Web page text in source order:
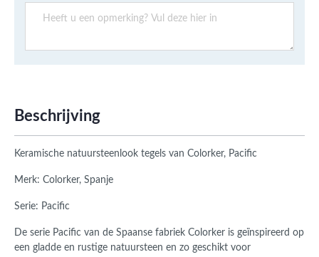
Beschrijving
Keramische natuursteenlook tegels van Colorker, Pacific
Merk: Colorker, Spanje
Serie: Pacific
De serie Pacific van de Spaanse fabriek Colorker is geïnspireerd op
een gladde en rustige natuursteen en zo geschikt voor